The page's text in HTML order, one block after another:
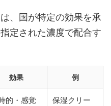
、国が特定の効果を承
定された濃度で配合す
効果 例
的・感覚
保湿クリー